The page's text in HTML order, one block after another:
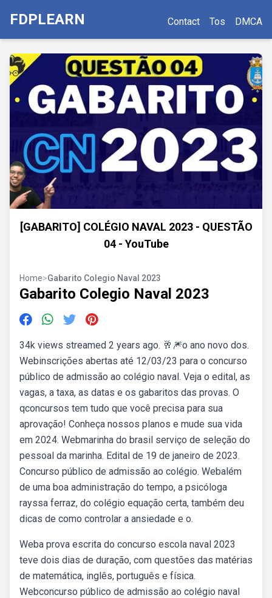
FDPLEARN Contact Tos DMCA
[GABARITO] COLÉGIO NAVAL 2023 - QUESTÃO
04 - YouTube
Home>Gabarito Colegio Naval 2023
Gabarito Colegio Naval 2023
34k views streamed 2 years ago. 🥂🎆o ano novo dos.
Webinscrições abertas até 12/03/23 para o concurso
público de admissão ao colégio naval. Veja o edital, as
vagas, a taxa, as datas e os gabaritos das provas. O
qconcursos tem tudo que você precisa para sua
aprovação! Conheça nossos planos e mude sua vida
em 2024. Webmarinha do brasil serviço de seleção do
pessoal da marinha. Edital de 19 de janeiro de 2023.
Concurso público de admissão ao colégio. Webalém
de uma boa administração do tempo, a psicóloga
rayssa ferraz, do colégio equação certa, também deu
dicas de como controlar a ansiedade e o.
Weba prova escrita do concurso escola naval 2023
teve dois dias de duração, com questões das matérias
de matemática, inglês, português e física.
Webconcurso público de admissão ao colégio naval